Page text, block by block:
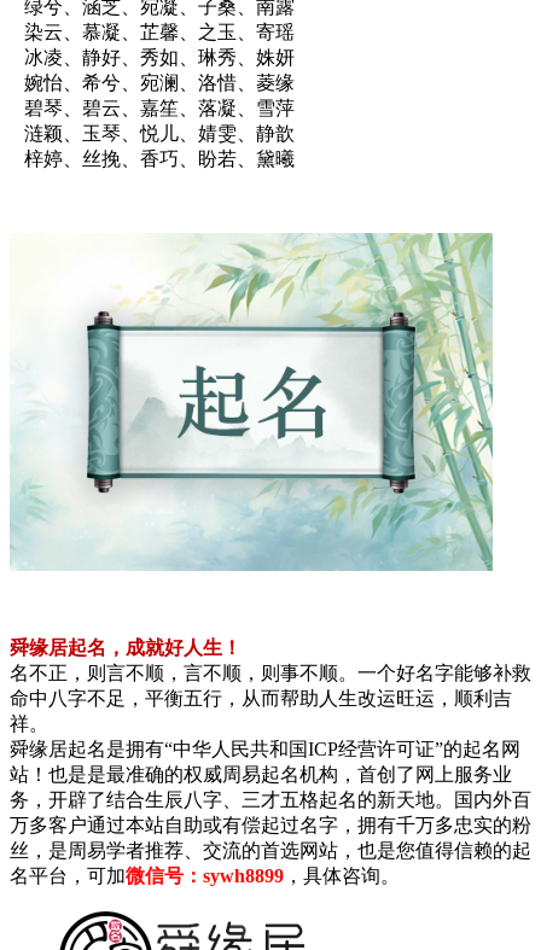
绿兮、涵芝、宛凝、子桑、南露
染云、慕凝、芷馨、之玉、寄瑶
冰凌、静好、秀如、琳秀、姝妍
婉怡、希兮、宛澜、洛惜、菱缘
碧琴、碧云、嘉笙、落凝、雪萍
涟颖、玉琴、悦儿、婧雯、静歆
梓婷、丝挽、香巧、盼若、黛曦
舜缘居起名，成就好人生！
名不正，则言不顺，言不顺，则事不顺。一个好名字能够补救
命中八字不足，平衡五行，从而帮助人生改运旺运，顺利吉
祥。
舜缘居起名是拥有“中华人民共和国ICP经营许可证”的起名网
站！也是是最准确的权威周易起名机构，首创了网上服务业
务，开辟了结合生辰八字、三才五格起名的新天地。国内外百
万多客户通过本站自助或有偿起过名字，拥有千万多忠实的粉
丝，是周易学者推荐、交流的首选网站，也是您值得信赖的起
名平台，可加微信号：sywh8899 ，具体咨询。